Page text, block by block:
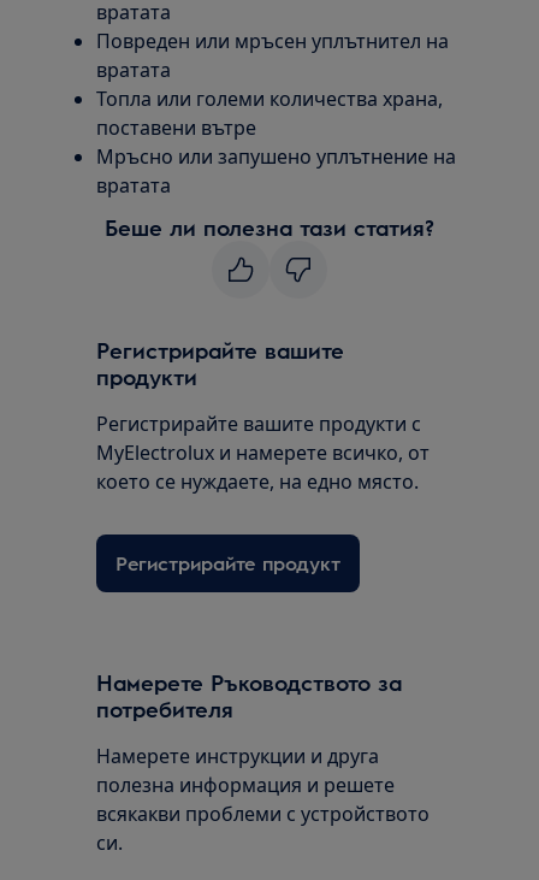
вратата
Повреден или мръсен уплътнител на
вратата
Топла или големи количества храна,
поставени вътре
Мръсно или запушено уплътнение на
вратата
Беше ли полезна тази статия?
Регистрирайте вашите
продукти
Регистрирайте вашите продукти с
MyElectrolux и намерете всичко, от
което се нуждаете, на едно място.
Регистрирайте продукт
Намерете Ръководството за
потребителя
Намерете инструкции и друга
полезна информация и решете
всякакви проблеми с устройството
си.